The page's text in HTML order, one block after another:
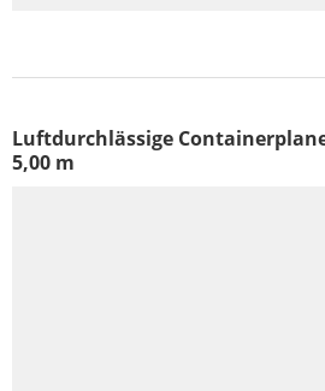
Luftdurchlässige
5,00 m